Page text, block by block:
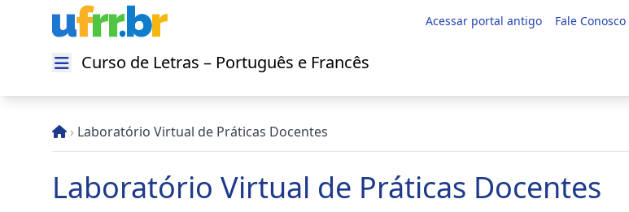
Acessar portal antigo Fale Conosco
Abrir menu
Curso de Letras – Português e Francês
› Laboratório Virtual de Práticas Docentes
Laboratório Virtual de Práticas Docentes